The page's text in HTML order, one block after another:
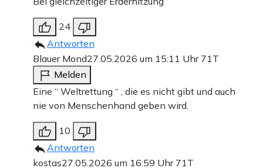
24
Antworten
Blauer Mond27.05.2026 um 15:11 Uhr 71T
Melden
Eine “ Weltrettung “ , die es nicht gibt und auch
nie von Menschenhand geben wird.
10
Antworten
kostas27.05.2026 um 16:59 Uhr 71T